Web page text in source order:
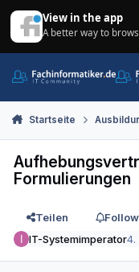
View in the app
A better way to
Startseite
Formulierungen
Teilen
IT-Systemimperator4.